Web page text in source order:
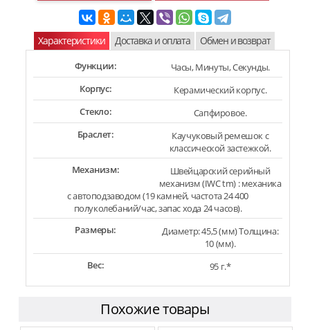
Характеристики Доставка и оплата Обмен и возврат
Функции:
Часы, Минуты, Секунды.
Корпус:
Керамический корпус.
Стекло:
Сапфировое.
Браслет:
Каучуковый ремешок с
классической застежкой.
Механизм:
Швейцарский серийный
механизм (IWC tm) : механика
с автоподзаводом (19 камней, частота 24 400
полуколебаний/час, запас хода 24 часов).
Размеры:
Диаметр: 45,5 (мм) Толщина:
10 (мм).
Вес:
95 г.*
Похожие товары